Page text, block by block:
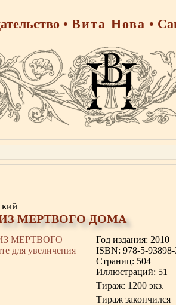
• Вита Нова •
МЕРТВОГО ДОМА
Год издания: 2010
ISBN: 978-5-
Страниц: 504
Иллюстраций: 51
Тираж: 1200 экз.
Тираж закончился